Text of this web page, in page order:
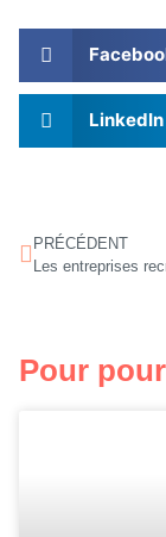
LinkedIn
PRÉCÉDENT
Pour